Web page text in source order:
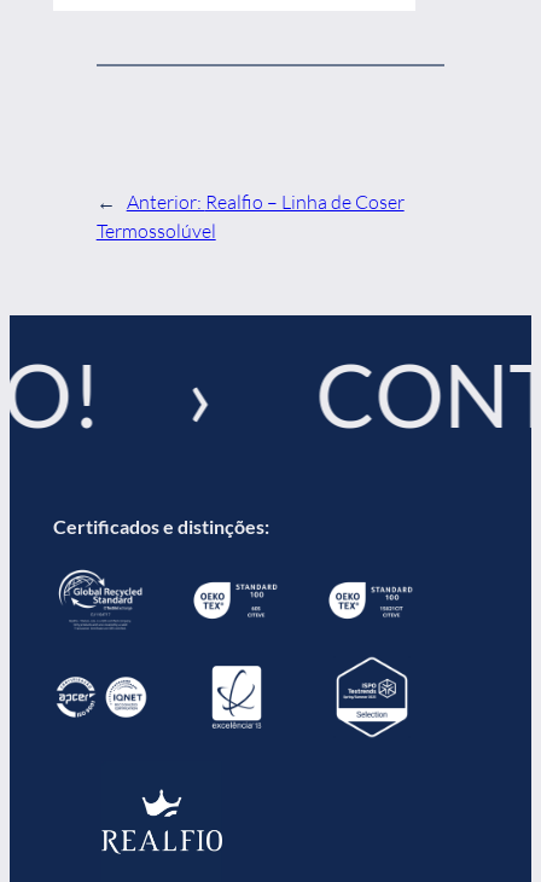
← Anterior: Realfio – Linha de Coser
Termossolúvel
›
Certificados e distinções: